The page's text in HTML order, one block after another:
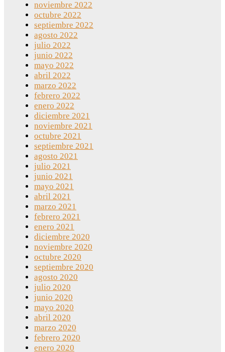
noviembre 2022
octubre 2022
septiembre 2022
agosto 2022
julio 2022
junio 2022
mayo 2022
abril 2022
marzo 2022
febrero 2022
enero 2022
diciembre 2021
noviembre 2021
octubre 2021
septiembre 2021
agosto 2021
julio 2021
junio 2021
mayo 2021
abril 2021
marzo 2021
febrero 2021
enero 2021
diciembre 2020
noviembre 2020
octubre 2020
septiembre 2020
agosto 2020
julio 2020
junio 2020
mayo 2020
abril 2020
marzo 2020
febrero 2020
enero 2020